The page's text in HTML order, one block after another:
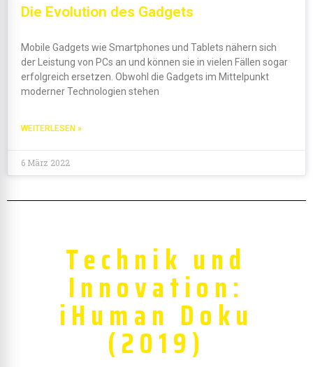
Die Evolution des Gadgets
Mobile Gadgets wie Smartphones und Tablets nähern sich
der Leistung von PCs an und können sie in vielen Fällen sogar
erfolgreich ersetzen. Obwohl die Gadgets im Mittelpunkt
moderner Technologien stehen
WEITERLESEN »
6 März 2022
Technik und
Innovation:
iHuman Doku
(2019)